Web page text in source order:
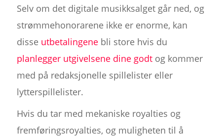
Selv om det digitale musikksalget går ned, og
strømmehonorarene ikke er enorme, kan
disse utbetalingenebli store hvis du
planlegger utgivelsene dine godtog kommer
med på redaksjonelle spillelister eller
lytterspillelister.
Hvis du tar med mekaniske royalties og
fremføringsroyalties, og muligheten til å